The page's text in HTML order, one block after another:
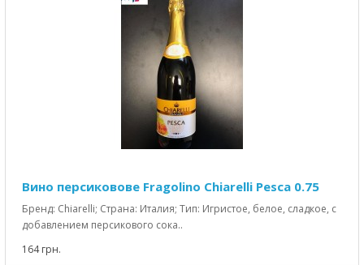
Вино персиковове Fragolino Chiarelli Pesca 0.75
Бренд: Chiarelli; Страна: Италия; Тип: Игристое, белое, сладкое, с
добавлением персикового сока..
164 грн.